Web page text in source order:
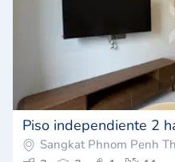
Piso independiente 2
Sangkat Phnom Penh